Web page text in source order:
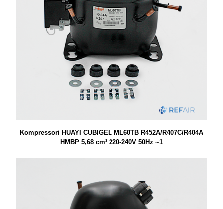
Kompressori HUAYI CUBIGEL ML60TB R452A/R407C/R404A
HMBP 5,68 cm³ 220-240V 50Hz ~1